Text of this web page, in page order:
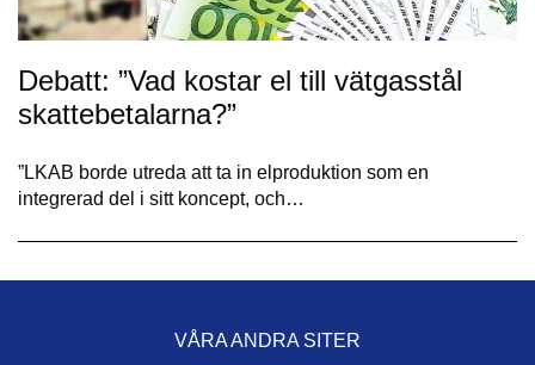
Debatt: ”Vad kostar el till vätgasstål
skattebetalarna?”
”LKAB borde utreda att ta in elproduktion som en
integrerad del i sitt koncept, och…
VÅRA ANDRA SITER